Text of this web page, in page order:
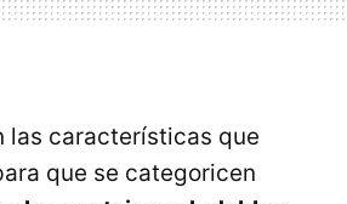
las características que
que se categoricen